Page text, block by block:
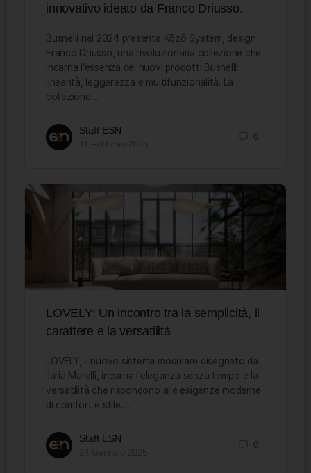
innovativo ideato da Franco Driusso.
Busnelli nel 2024 presenta Kōzō System, design
Franco Driusso, una rivoluzionaria collezione che
incarna l’essenza dei nuovi prodotti Busnelli:
linearità, leggerezza e multifunzionalità. La
collezione…
Staff ESN
0
LOVELY: Un incontro tra la semplicità, il
carattere e la versatilità
LOVELY, il nuovo sistema modulare disegnato da
Ilaria Marelli, incarna l’eleganza senza tempo e la
versatilità che rispondono alle esigenze moderne
di comfort e stile.…
Staff ESN
0